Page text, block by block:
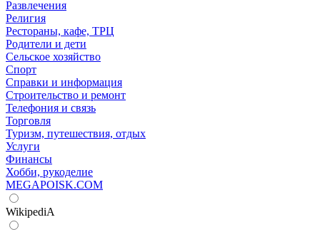
Развлечения
Религия
Рестораны, кафе, ТРЦ
Родители и дети
Сельское хозяйство
Спорт
Справки и информация
Строительство и ремонт
Телефония и связь
Торговля
Туризм, путешествия, отдых
Услуги
Финансы
Хобби, рукоделие
MEGAPOISK.COM
WikipediA